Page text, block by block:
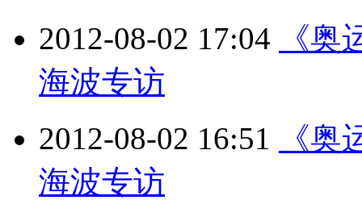
2012-08-02 17:04
《
海波专访
2012-08-02 16:51
《
海波专访